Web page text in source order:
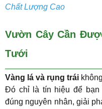
Chất Lượng Cao
Vườn Cây Cần
Tưới
Vàng lá và rụng trái
Đó chỉ là tín hiệu để bạn
đúng nguyên nhân, giải